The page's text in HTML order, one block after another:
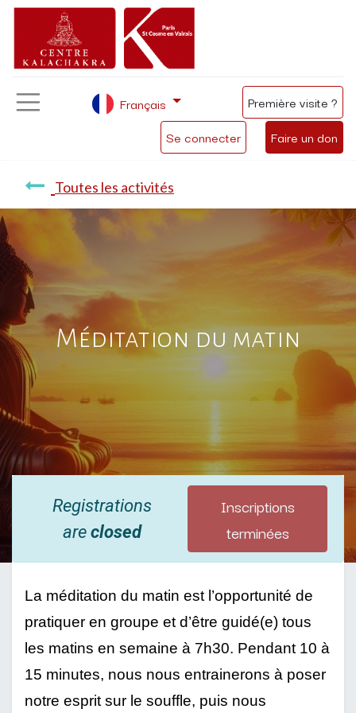
Se connecter Faire un don
Français Première visite ?
Toutes les activités
Méditation du matin
Registrations
areclosed
Inscriptions
terminées
La méditation du matin est l’opportunité de
pratiquer en groupe et d’être guidé(e) tous
les matins en semaine à 7h30. Pendant 10 à
15 minutes, nous nous entrainerons à poser
notre esprit sur le souffle, puis nous